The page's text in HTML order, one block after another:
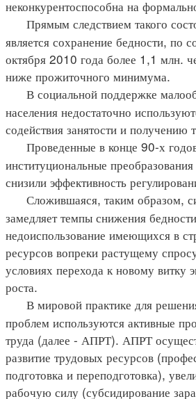
неконкурентоспособна на
Прямым следствием такого
является сохранение бедности, по
октября 2010 года более 1,1 млн.
ниже прожиточного минимума.
В социальной поддержке
населения недостаточно
содействия занятости и получению
Проведенные в конце 90-х
институциональные
снизили эффективность
Сложившаяся, таким образом,
замедляет темпы снижения
недоиспользование имеющихся в
ресурсов вопреки растущему
условиях перехода к новому витку
роста.
В мировой практике для
проблем используются активные
труда (далее - АПРТ). АПРТ
развитие трудовых ресурсов
подготовка и переподготовка),
рабочую силу (субсидирование